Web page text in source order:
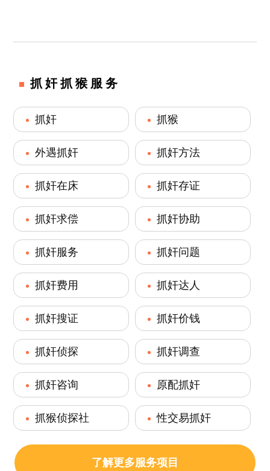
抓奸抓猴服务
抓奸 抓猴
外遇抓奸 抓奸方法
抓奸在床 抓奸存证
抓奸求偿 抓奸协助
抓奸服务 抓奸问题
抓奸费用 抓奸达人
抓奸搜证 抓奸价钱
抓奸侦探 抓奸调查
抓奸咨询 原配抓奸
抓猴侦探社 性交易抓奸
了解更多服务项目